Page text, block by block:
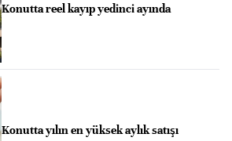
Konutta reel kayıp yedinci ayında
Konutta yılın en yüksek aylık satışı